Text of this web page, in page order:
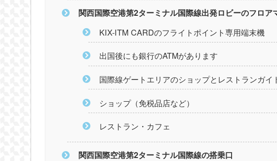
関西国際空港第2ターミナル国際線出発ロビーのフロア
KIX-ITM CARDのフライトポイント専用端末機
出国後にも銀行のATMがあります
国際線ゲートエリアのショップとレストランガイ
ショップ（免税品店など）
レストラン・カフェ
関西国際空港第2ターミナル国際線の搭乗口